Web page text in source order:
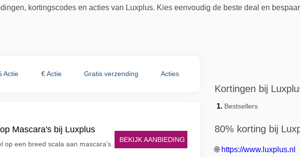
kortingscodes en acties van Luxplus. Kies eenvoudig de beste deal en
Actie € Actie Gratis verzending Acties
Mascara's bij Luxplus
op een breed scala aan mascara's.
BEKIJK AANBIEDING
Kortingen bij
Bestsellers
80% korting bij
🌐 https://www.luxplus.nl